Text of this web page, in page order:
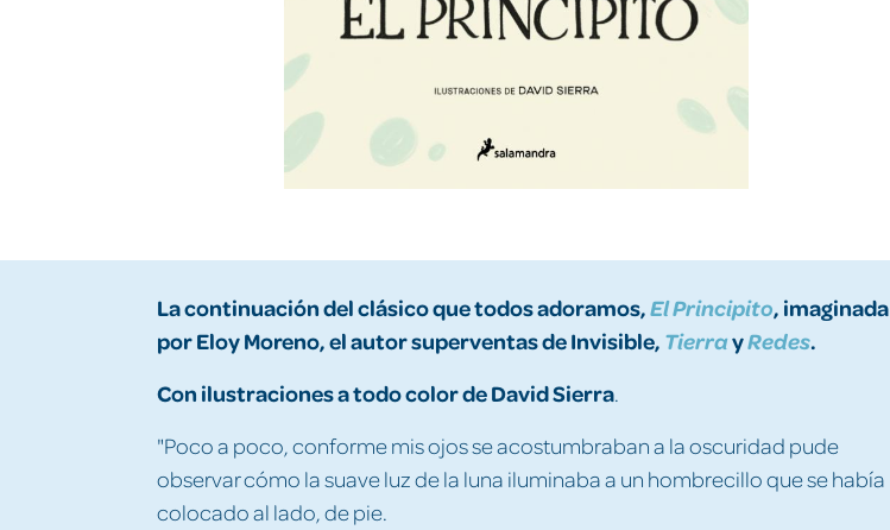
La continuación del clásico que todos adoramos,El Principito, imaginada
por Eloy Moreno, el autor superventas de Invisible, TierrayRedes.
Con ilustraciones a todo color de David Sierra.
"Poco a poco, conforme mis ojos se acostumbraban a la oscuridad pude
observar cómo la suave luz de la luna iluminaba a un hombrecillo que se había
colocado al lado, de pie.